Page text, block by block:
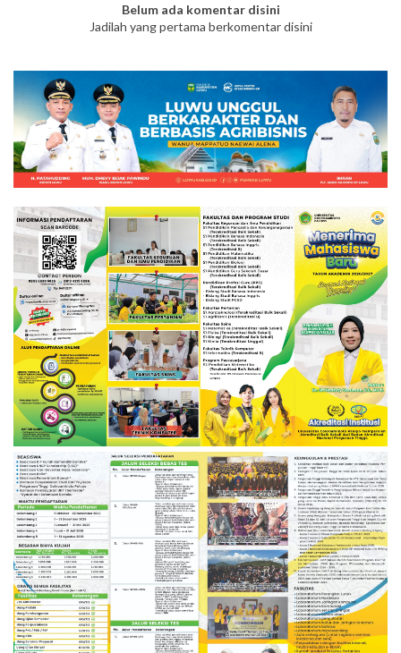
Belum ada komentar disini
Jadilah yang pertama berkomentar disini